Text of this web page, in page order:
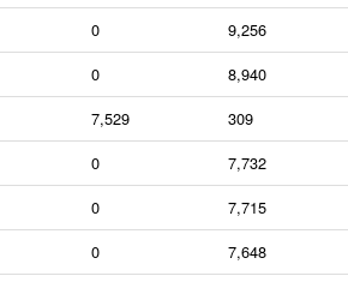
0
9,256
0
8,940
7,529
309
0
7,732
0
7,715
0 7,648